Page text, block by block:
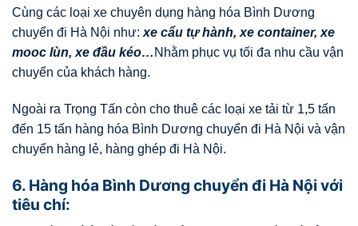
Cùng các loại xe chuyên dụng hàng hóa Bình Dương
chuyển đi Hà Nội như: xe cẩu tự hành, xe container, xe
mooc lùn, xe đầu kéo… Nhằm phục vụ tối đa nhu cầu vận
chuyển của khách hàng.
Ngoài ra Trọng Tấn còn cho thuê các loại xe tải từ 1,5 tấn
đến 15 tấn hàng hóa Bình Dương chuyển đi Hà Nội và vận
chuyển hàng lẻ, hàng ghép đi Hà Nội.
6. Hàng hóa Bình Dương chuyển đi Hà Nội với
tiêu chí: